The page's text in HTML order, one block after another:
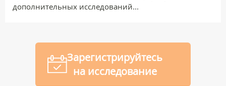
дополнительных исследований...
Зарегистрируйтесь
на исследование